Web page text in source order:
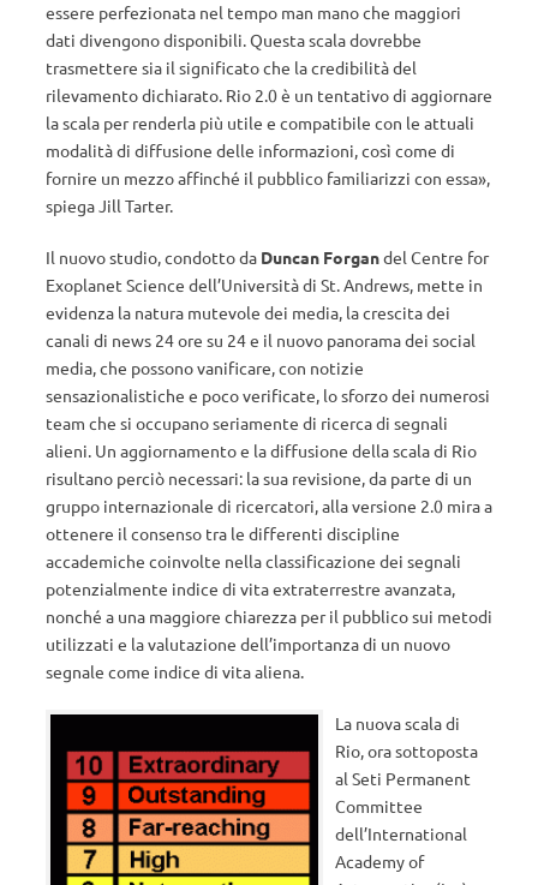
essere perfezionata nel tempo man mano che maggiori
dati divengono disponibili. Questa scala dovrebbe
trasmettere sia il significato che la credibilità del
rilevamento dichiarato. Rio 2.0 è un tentativo di aggiornare
la scala per renderla più utile e compatibile con le attuali
modalità di diffusione delle informazioni, così come di
fornire un mezzo affinché il pubblico familiarizzi con essa»,
spiega Jill Tarter.
Il nuovo studio, condotto da Duncan Forgandel Centre for
Exoplanet Science dell’Università di St. Andrews, mette in
evidenza la natura mutevole dei media, la crescita dei
canali di news 24 ore su 24 e il nuovo panorama dei social
media, che possono vanificare, con notizie
sensazionalistiche e poco verificate, lo sforzo dei numerosi
team che si occupano seriamente di ricerca di segnali
alieni. Un aggiornamento e la diffusione della scala di Rio
risultano perciò necessari: la sua revisione, da parte di un
gruppo internazionale di ricercatori, alla versione 2.0 mira a
ottenere il consenso tra le differenti discipline
accademiche coinvolte nella classificazione dei segnali
potenzialmente indice di vita extraterrestre avanzata,
nonché a una maggiore chiarezza per il pubblico sui metodi
utilizzati e la valutazione dell’importanza di un nuovo
segnale come indice di vita aliena.
La nuova scala di
Rio, ora sottoposta
al Seti Permanent
Committee
dell’International
Academy of